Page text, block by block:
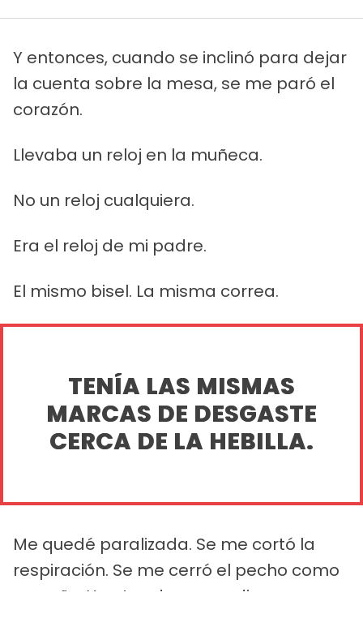
Y entonces, cuando se inclinó para dejar
la cuenta sobre la mesa, se me paró el
corazón.
Llevaba un reloj en la muñeca.
No un reloj cualquiera.
Era el reloj de mi padre.
El mismo bisel. La misma correa.
TENÍA LAS MISMAS
MARCAS DE DESGASTE
CERCA DE LA HEBILLA.
Me quedé paralizada. Se me cortó la
respiración. Se me cerró el pecho como
un puño. Y antes de que pudiera